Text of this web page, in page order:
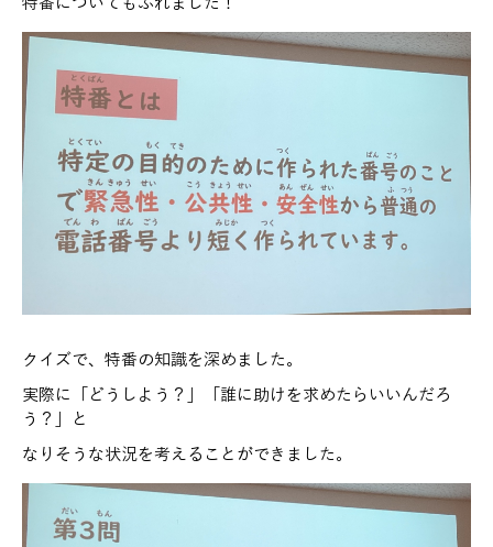
特番についてもふれました！
クイズで、特番の知識を深めました。
実際に「どうしよう？」「誰に助けを求めたらいいんだろ
う？」と
なりそうな状況を考えることができました。